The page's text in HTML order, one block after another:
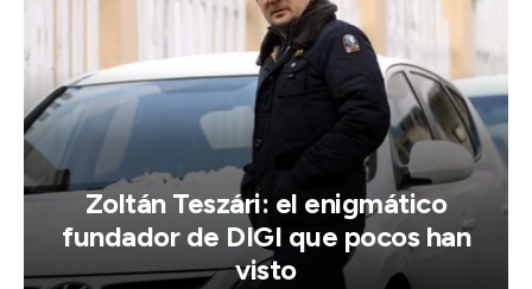
Zoltán Teszári: el enigmático
fundador de DIGI que pocos han
visto